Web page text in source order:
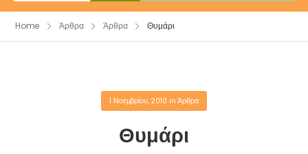
Home Άρθρα Άρθρα Θυμάρι
1 Νοεμβρίου, 2010 inΆρθρα
Θυμάρι